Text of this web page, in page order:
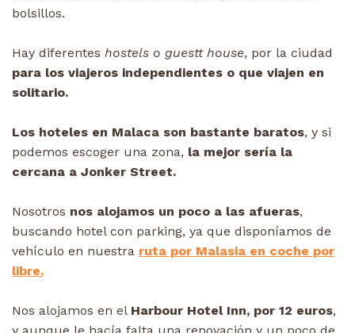
bolsillos.
Hay diferentes hostels o guestt house, por la ciudad
para los viajeros independientes o que viajen en
solitario.
Los hoteles en Malaca son bastante baratos, y si
podemos escoger una zona, la mejor sería la
cercana a Jonker Street.
Nosotros nos alojamos un poco a las afueras,
buscando hotel con parking, ya que disponíamos de
vehículo en nuestra ruta por Malasia en coche por
libre.
Nos alojamos en el Harbour Hotel Inn, por 12 euros,